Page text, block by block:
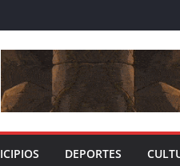
DEPORTES